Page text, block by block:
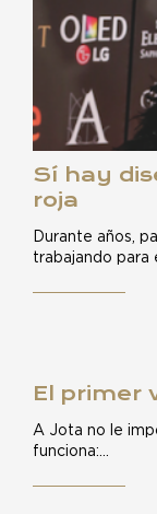
Sí hay
roja
Durante años,
trabajando para
El primer
A Jota no le
funciona:…